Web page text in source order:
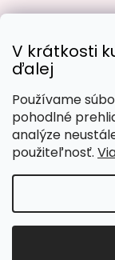
V krátkosti
ďalej
Používame
pohodlné
analýze
použiteľnosť.
Copyright